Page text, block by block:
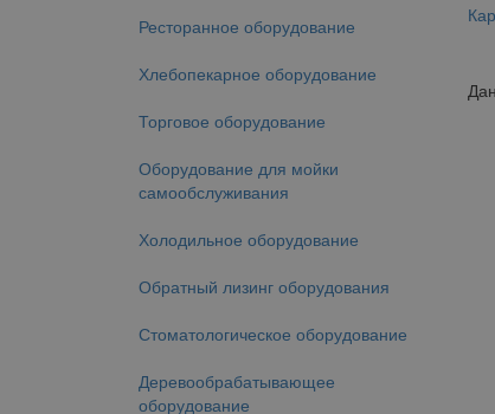
Ресторанное оборудование
Хлебопекарное оборудование
Торговое оборудование
Оборудование для мойки
самообслуживания
Холодильное оборудование
Обратный лизинг оборудования
Стоматологическое оборудование
Деревообрабатывающее
оборудование